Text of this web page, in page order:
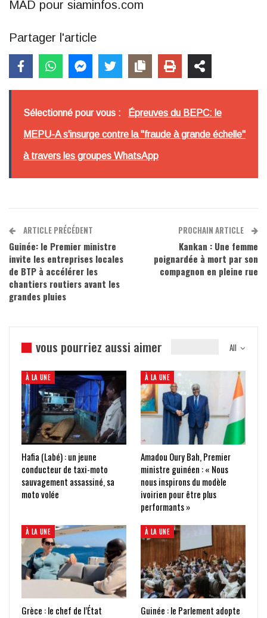
MAD pour siaminfos.com
Partager l'article
Sélectionné pour vous : Épreuves du BEPC: le
MEPU-A s'insurge contre la "fraude à grande échelle"
à travers les groupes WhatsApp
ARTICLE PRÉCÉDENT
Guinée: le Premier ministre
invite les entreprises locales
de BTP à accélérer les
chantiers routiers avant les
grandes pluies
PROCHAIN ARTICLE
Kankan : Une femme
poignardée à mort par son
compagnon en pleine rue
All
vous pourriez aussi aimer
À LA UNE
Hafia (Labé) : un jeune
conducteur de taxi-moto
sauvagement assassiné, sa
moto volée
À LA UNE
Amadou Oury Bah, Premier
ministre guinéen : « Nous
nous inspirons du modèle
ivoirien pour être plus
performants »
À LA UNE
Grèce : le chef de l’État
À LA UNE
Guinée : le Parlement adopte